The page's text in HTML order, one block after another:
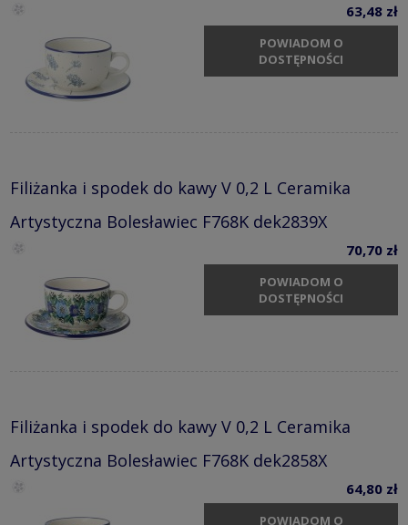
63,48 zł
POWIADOM O
DOSTĘPNOŚCI
Filiżanka i spodek do kawy V 0,2 L Ceramika
Artystyczna Bolesławiec F768K dek2839X
70,70 zł
POWIADOM O
DOSTĘPNOŚCI
Filiżanka i spodek do kawy V 0,2 L Ceramika
Artystyczna Bolesławiec F768K dek2858X
64,80 zł
POWIADOM O